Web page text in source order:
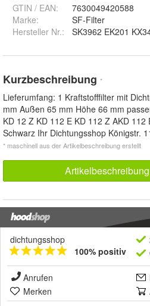
GTIN / EAN:
7630049420588
Marke:
SF-Filter
Hersteller Nr.:
SK3962 EK201
Kurzbeschreibung *
Lieferumfang: 1 Kraftstofffilter mit
mm Außen 65 mm Höhe 66 mm
KD 12 Z KD 112 E KD 112 Z AKD
Schwarz Ihr Dichtungsshop Königstr.
* maschinell aus der Artikelbeschreibung erstellt
dichtungsshop
100% positiv
Anrufen
Merken